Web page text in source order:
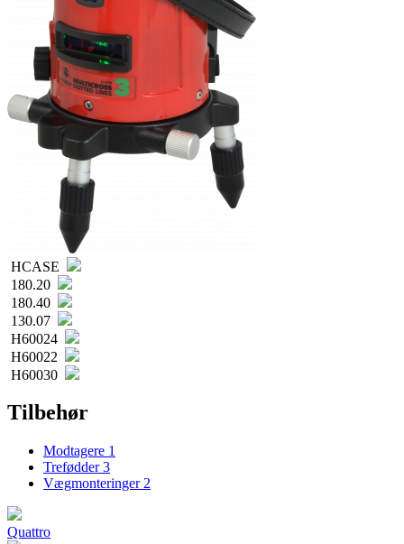
HCASE
180.20
180.40
130.07
H60024
H60022
H60030
Tilbehør
Modtagere 1
Trefødder3
Vægmonteringer 2
Quattro